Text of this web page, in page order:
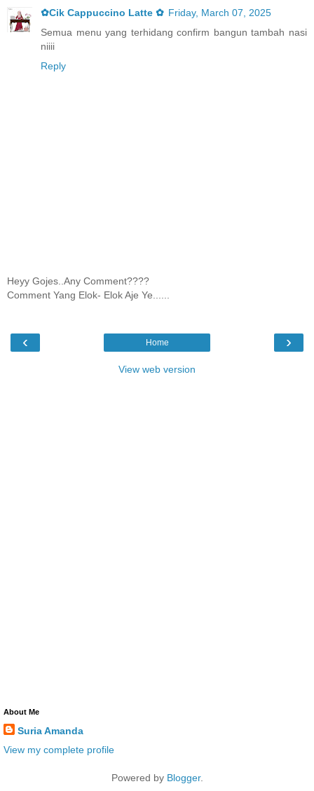
✿Cik Cappuccino Latte ✿ Friday, March 07, 2025
Semua menu yang terhidang confirm bangun tambah nasi
niiii
Reply
Heyy Gojes..Any Comment????
Comment Yang Elok- Elok Aje Ye......
‹ ›
Home
View web version
About Me
Suria Amanda
View my complete profile
Powered by Blogger.